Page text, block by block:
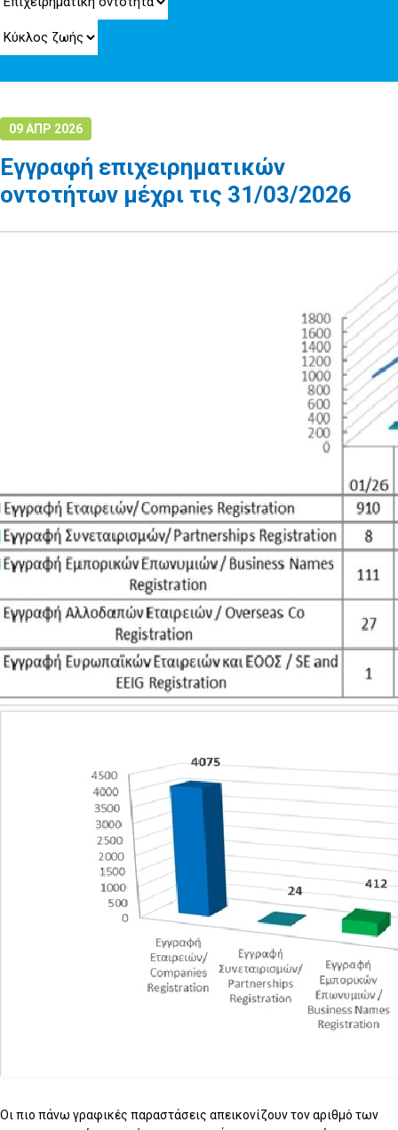
09 ΑΠΡ 2026
Εγγραφή επιχειρηματικών
οντοτήτων μέχρι τις 31/03/2026
Οι πιο πάνω γραφικές παραστάσεις απεικονίζουν τον αριθμό των